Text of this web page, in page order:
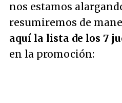
nos estamos
resumiremos de
aquí la lista de los 7
en la promoción: